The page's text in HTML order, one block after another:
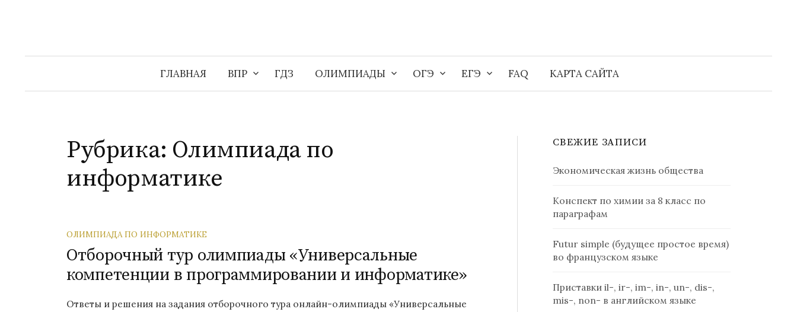
ГЛАВНАЯ ВПР ГДЗ ОЛИМПИАДЫ ОГЭ ЕГЭ FAQ КАРТА САЙТА
Найти:
Рубрика: Олимпиада по
информатике
ОЛИМПИАДА ПО ИНФОРМАТИКЕ
Отборочный тур олимпиады «Универсальные
компетенции в программировании и информатике»
Ответы и решения на задания отборочного тура онлайн-олимпиады «Универсальные
СВЕЖИЕ ЗАПИСИ
Экономическая жизнь общества
Конспект по химии за 8 класс по
параграфам
Futur simple (будущее простое время)
во французском языке
Приставки il-, ir-, im-, in-, un-, dis-,
mis-, non- в английском языке